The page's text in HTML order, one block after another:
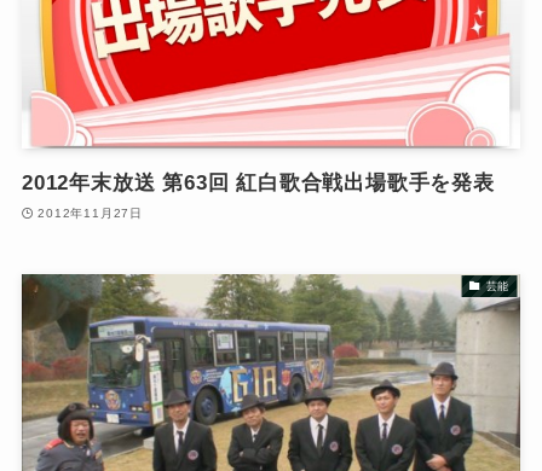
2012年末放送 第63回 紅白歌合戦出場歌手を発表
2012年11月27日
芸能